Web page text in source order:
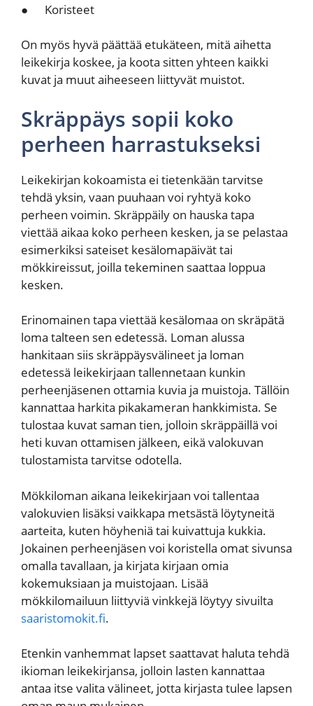
● Koristeet
On myös hyvä päättää etukäteen, mitä aihetta
leikekirja koskee, ja koota sitten yhteen kaikki
kuvat ja muut aiheeseen liittyvät muistot.
Skräppäys sopii koko
perheen harrastukseksi
Leikekirjan kokoamista ei tietenkään tarvitse
tehdä yksin, vaan puuhaan voi ryhtyä koko
perheen voimin. Skräppäily on hauska tapa
viettää aikaa koko perheen kesken, ja se pelastaa
esimerkiksi sateiset kesälomapäivät tai
mökkireissut, joilla tekeminen saattaa loppua
kesken.
Erinomainen tapa viettää kesälomaa on skräpätä
loma talteen sen edetessä. Loman alussa
hankitaan siis skräppäysvälineet ja loman
edetessä leikekirjaan tallennetaan kunkin
perheenjäsenen ottamia kuvia ja muistoja. Tällöin
kannattaa harkita pikakameran hankkimista. Se
tulostaa kuvat saman tien, jolloin skräppäillä voi
heti kuvan ottamisen jälkeen, eikä valokuvan
tulostamista tarvitse odotella.
Mökkiloman aikana leikekirjaan voi tallentaa
valokuvien lisäksi vaikkapa metsästä löytyneitä
aarteita, kuten höyheniä tai kuivattuja kukkia.
Jokainen perheenjäsen voi koristella omat sivunsa
omalla tavallaan, ja kirjata kirjaan omia
kokemuksiaan ja muistojaan. Lisää
mökkilomailuun liittyviä vinkkejä löytyy sivuilta
saaristomokit.fi.
Etenkin vanhemmat lapset saattavat haluta tehdä
ikioman leikekirjansa, jolloin lasten kannattaa
antaa itse valita välineet, jotta kirjasta tulee lapsen